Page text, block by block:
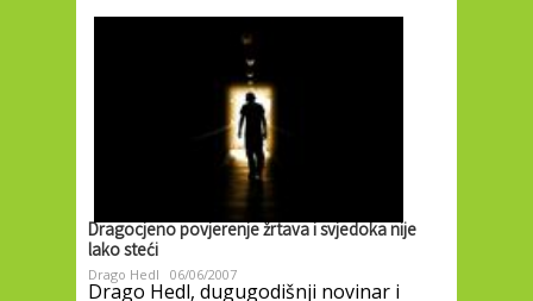
Dragocjeno povjerenje žrtava i svjedoka nije
lako steći
Drago Hedl 06/06/2007
Drago Hedl, dugugodišnji novinar i